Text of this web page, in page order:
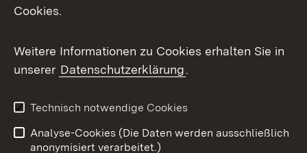
Cookies.
Weitere Informationen zu Cookies erhalten Sie in
unserer Datenschutzerklärung.
Technisch notwendige Cookies
Analyse-Cookies (Die Daten werden ausschließlich
anonymisiert verarbeitet.)